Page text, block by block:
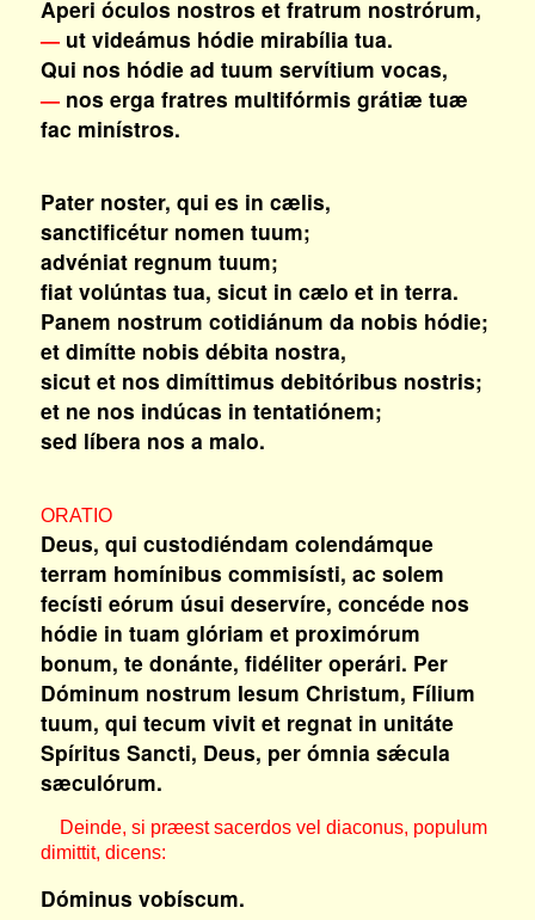
Aperi óculos nostros et fratrum nostrórum,
—ut videámus hódie mirabília tua.
Qui nos hódie ad tuum servítium vocas,
—nos erga fratres multifórmis grátiæ tuæ
fac minístros.
Pater noster, qui es in cælis,
sanctificétur nomen tuum;
advéniat regnum tuum;
fiat volúntas tua, sicut in cælo et in terra.
Panem nostrum cotidiánum da nobis hódie;
et dimítte nobis débita nostra,
sicut et nos dimíttimus debitóribus nostris;
et ne nos indúcas in tentatiónem;
sed líbera nos a malo.
ORATIO
Deus, qui custodiéndam colendámque
terram homínibus commisísti, ac solem
fecísti eórum úsui deservíre, concéde nos
hódie in tuam glóriam et proximórum
bonum, te donánte, fidéliter operári. Per
Dóminum nostrum Iesum Christum, Fílium
tuum, qui tecum vivit et regnat in unitáte
Spíritus Sancti, Deus, per ómnia sǽcula
sæculórum.
Deinde, si præest sacerdos vel diaconus, populum
dimittit, dicens:
Dóminus vobíscum.